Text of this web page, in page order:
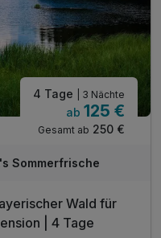
4 Tage | 3 Nächte
ab 125 €
Gesamt ab 250 €
Sommerfrische
Wald für
| 4 Tage